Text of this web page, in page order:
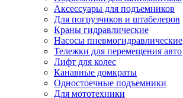
Аксессуары для подъемников
Для погрузчиков и штабелеров
Краны гидравлические
Насосы пневмогидравлические
Тележки для перемещения авто
Лифт для колес
Канавные домкраты
Одностоечные подъемники
Для мототехники